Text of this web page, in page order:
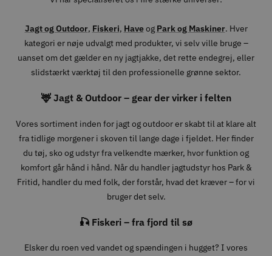
Jagt og Outdoor, Fiskeri, Haveog Park og Maskiner. Hver
kategori er nøje udvalgt med produkter, vi selv ville bruge –
uanset om det gælder en ny jagtjakke, det rette endegrej, eller
slidstærkt værktøj til den professionelle grønne sektor.
🦌 Jagt & Outdoor – gear der virker i felten
Vores sortiment inden for jagt og outdoor er skabt til at klare alt
fra tidlige morgener i skoven til lange dage i fjeldet. Her finder
du tøj, sko og udstyr fra velkendte mærker, hvor funktion og
komfort går hånd i hånd. Når du handler jagtudstyr hos Park &
Fritid, handler du med folk, der forstår, hvad det kræver – for vi
bruger det selv.
🎣 Fiskeri – fra fjord til sø
Elsker du roen ved vandet og spændingen i hugget? I vores